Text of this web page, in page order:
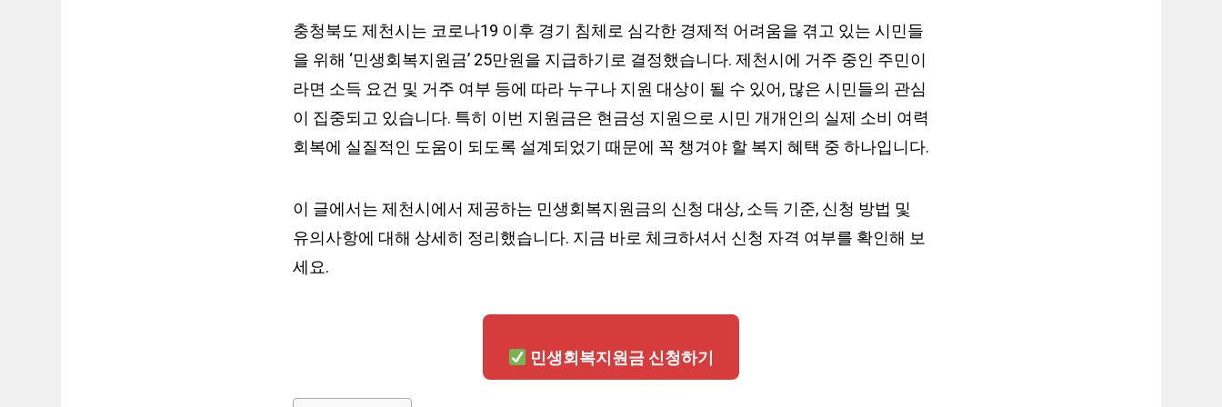
충청북도 제천시는 코로나19 이후 경기 침체로 심각한 경제적 어려움을 겪고 있는 시민들
을 위해 ‘민생회복지원금’ 25만원을 지급하기로 결정했습니다. 제천시에 거주 중인 주민이
라면 소득 요건 및 거주 여부 등에 따라 누구나 지원 대상이 될 수 있어, 많은 시민들의 관심
이 집중되고 있습니다. 특히 이번 지원금은 현금성 지원으로 시민 개개인의 실제 소비 여력
회복에 실질적인 도움이 되도록 설계되었기 때문에 꼭 챙겨야 할 복지 혜택 중 하나입니다.
이 글에서는 제천시에서 제공하는 민생회복지원금의 신청 대상, 소득 기준, 신청 방법 및
유의사항에 대해 상세히 정리했습니다. 지금 바로 체크하셔서 신청 자격 여부를 확인해 보
세요.
민생회복지원금 신청하기